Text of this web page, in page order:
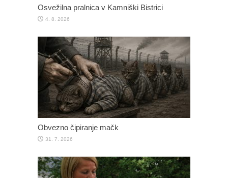
Osvežilna pralnica v Kamniški Bistrici
4. 8. 2026
Obvezno čipiranje mačk
31. 7. 2026